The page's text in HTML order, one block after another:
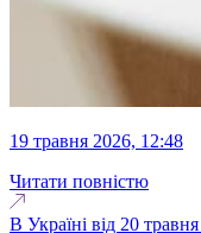
19 травня 2026, 12:48
Читати повністю
В Україні від 20